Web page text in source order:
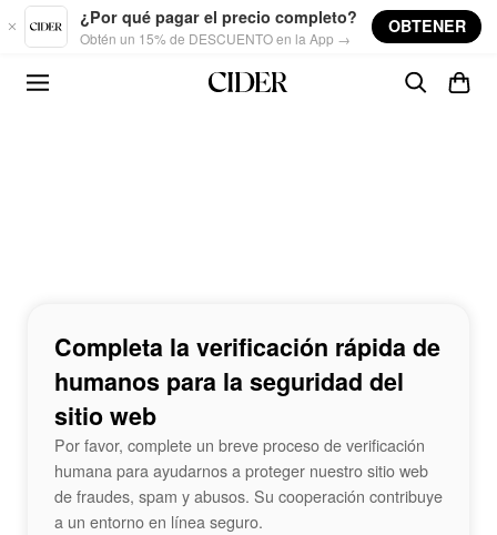
Skip to main content
¿Por qué pagar el precio completo?
Obtén un 15% de DESCUENTO en la App →
OBTENER
Completa la verificación rápida de
humanos para la seguridad del
sitio web
Por favor, complete un breve proceso de verificación
humana para ayudarnos a proteger nuestro sitio web
de fraudes, spam y abusos. Su cooperación contribuye
a un entorno en línea seguro.